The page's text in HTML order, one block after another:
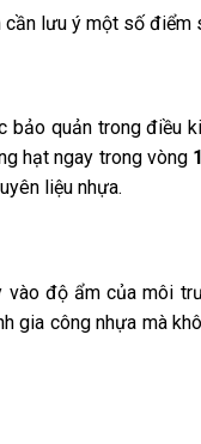
lưu ý một số điểm
quản trong điều
hạt ngay trong vòng
liệu nhựa.
vào độ ẩm của môi
gia công nhựa mà